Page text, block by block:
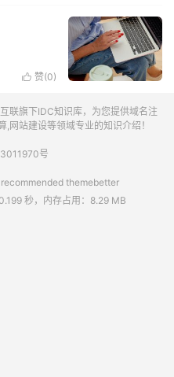
 赞(0)
联旗下IDC知识库，为您提供域名注
网站建设等领域专业的知识介绍！
号
themebetter
秒，内存占用：8.29 MB